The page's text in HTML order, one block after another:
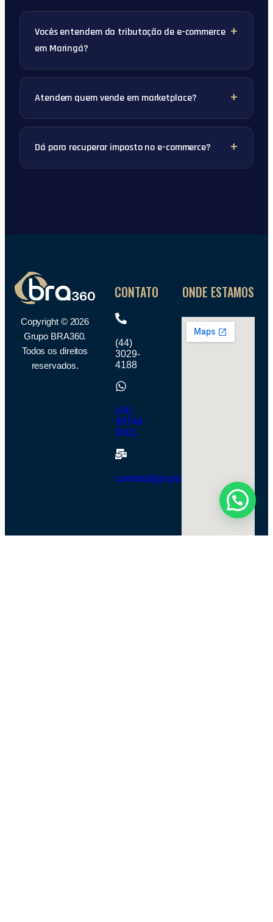
Vocês entendem da tributação de e-commerce
em Maringá?
Atendem quem vende em marketplace?
Dá para recuperar imposto no e-commerce?
Copyright © 2026
Grupo BRA360.
Todos os direitos
reservados.
CONTATO
(44)
3029-
4188
(44)
99746-
0001
contato@grupobra360.com
ONDE ESTAMOS